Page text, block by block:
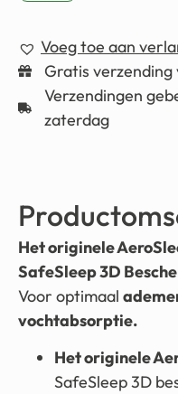
Voeg toe aan
Gratis verzending
Verzendingen
zaterdag
Het originele
SafeSleep 3D
Voor optimaal
vochtabsorptie.
Het originele
SafeSleep 3D